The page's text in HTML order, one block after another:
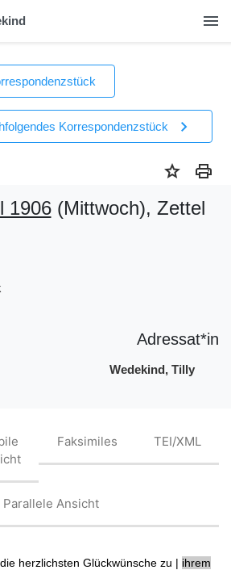
menu
Korrespondenzstück chevron_right
star print
1906(Mittwoch), Zettel
Adressat*in
Wedekind, Tilly
Faksimiles TEI/XML
Parallele Ansicht
herzlichsten Glückwünsche zu | ihrem